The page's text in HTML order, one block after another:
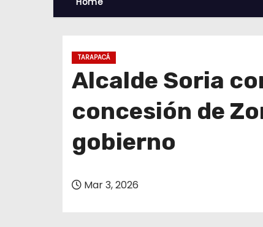
TARAPACÁ
Alcalde Soria
concesión de
gobierno
Mar 3, 2026